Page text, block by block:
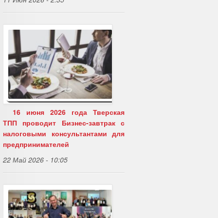
16 июня 2026 года Тверская
ТПП проводит Бизнес-завтрак с
налоговыми консультантами для
предпринимателей
22 Май 2026 - 10:05